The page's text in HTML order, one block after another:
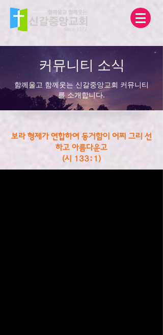
커뮤니티 소식
함께울고 함께웃는 신갈중앙교회 커뮤니티
를 소개합니다.
보라 형제가 연합하여 동거함이 어찌 그리 선
하고 아름다운고
(시 133:1)